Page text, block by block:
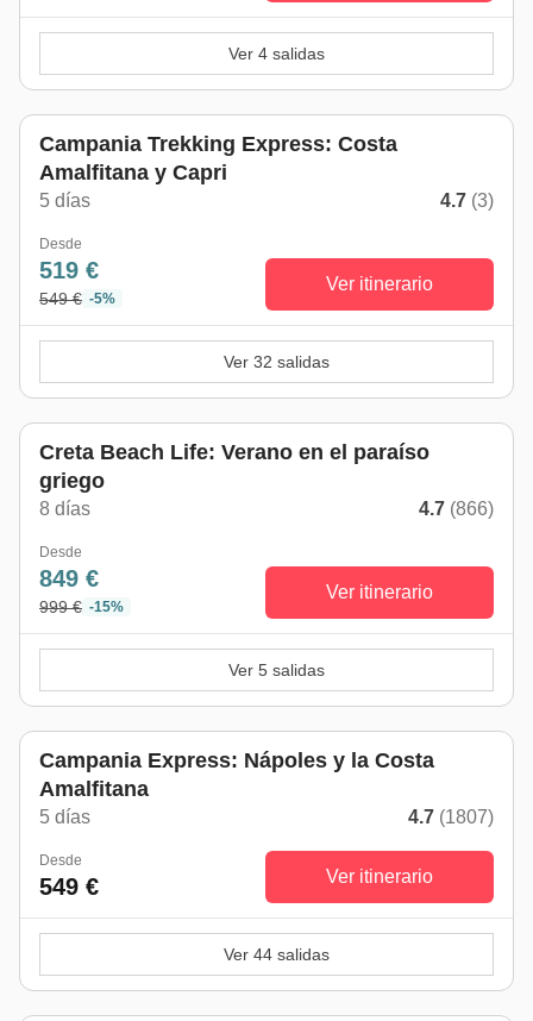
Ver 4 salidas
Campania Trekking Express: Costa
Amalfitana y Capri
5 días 4.7 (3)
Desde
519 €
549 € -5%
Ver itinerario
Ver 32 salidas
Creta Beach Life: Verano en el paraíso
griego
8 días 4.7 (866)
Desde
849 €
999 € -15%
Ver itinerario
Ver 5 salidas
Campania Express: Nápoles y la Costa
Amalfitana
5 días 4.7 (1807)
Desde
549 € Ver itinerario
Ver 44 salidas